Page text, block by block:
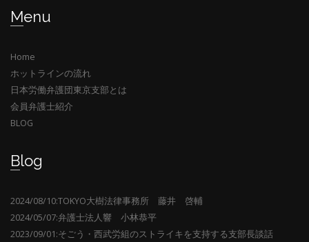
Menu
Home
ホットラインの流れ
日本労働弁護団東京支部とは
会員弁護士紹介
BLOG
Blog
2024/08/10:TOKYO大樹法律事務所 藤井 啓輔
2024/05/07:弁護士法人響 小林恭平
2023/09/01:そごう・西武労組のストライキを支持する支部長談話